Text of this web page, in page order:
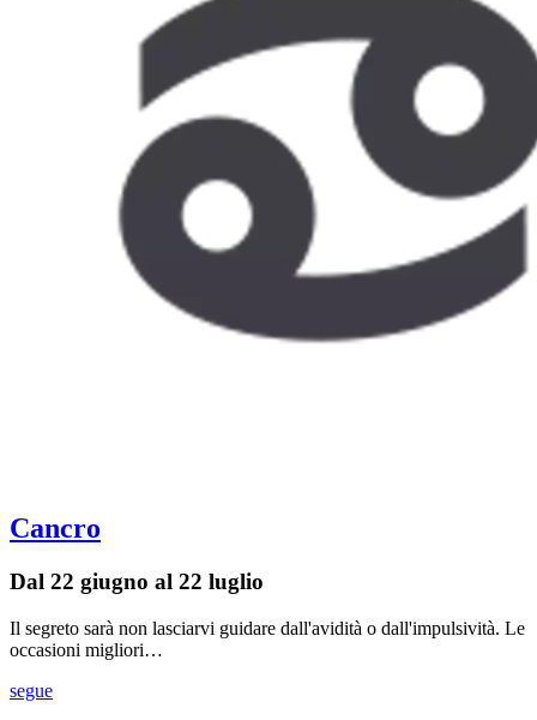
Cancro
Dal 22 giugno al 22 luglio
Il segreto sarà non lasciarvi guidare dall'avidità o dall'impulsività. Le
occasioni migliori…
segue